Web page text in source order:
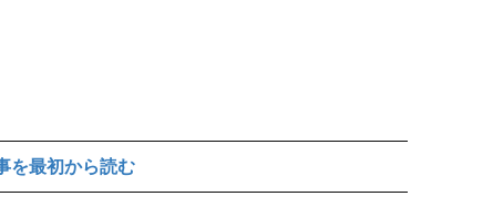
を最初から読む